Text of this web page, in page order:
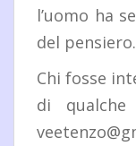
l’uomo ha
del pensiero.
Chi fosse
di